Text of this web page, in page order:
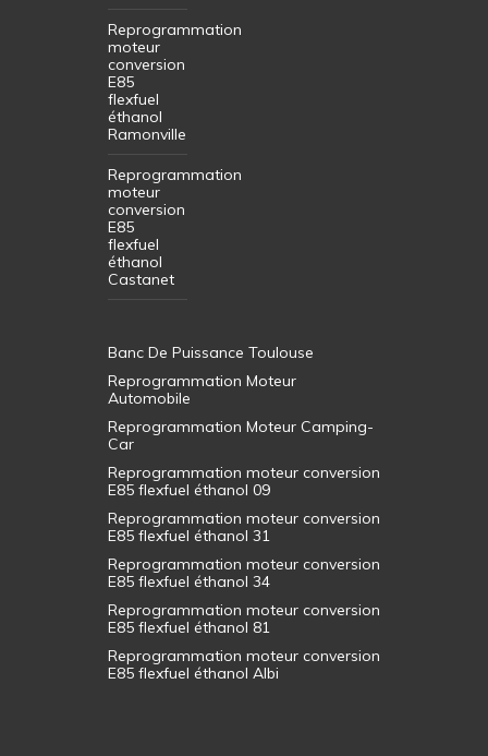
Reprogrammation
moteur
conversion
E85
flexfuel
éthanol
Ramonville
Reprogrammation
moteur
conversion
E85
flexfuel
éthanol
Castanet
Banc De Puissance Toulouse
Reprogrammation Moteur
Automobile
Reprogrammation Moteur Camping-
Car
Reprogrammation moteur conversion
E85 flexfuel éthanol 09
Reprogrammation moteur conversion
E85 flexfuel éthanol 31
Reprogrammation moteur conversion
E85 flexfuel éthanol 34
Reprogrammation moteur conversion
E85 flexfuel éthanol 81
Reprogrammation moteur conversion
E85 flexfuel éthanol Albi